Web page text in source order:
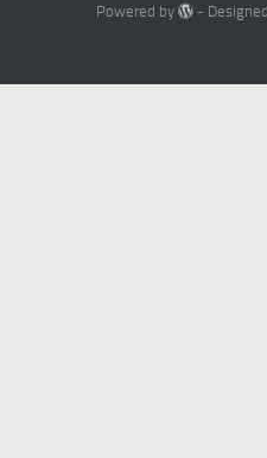
Powered by -